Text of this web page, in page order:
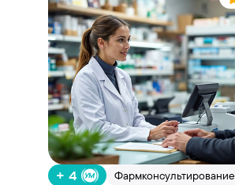
+ 4 Фармконсультирование